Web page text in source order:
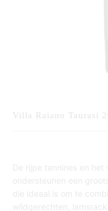
Villa Raiano Taurasi
De rijpe tannines en
ondersteunen een
die ideaal is om te
wildgerechten,